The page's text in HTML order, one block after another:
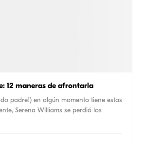
12 maneras de afrontarla
padre!) en algún momento tiene estas
Serena Williams se perdió los